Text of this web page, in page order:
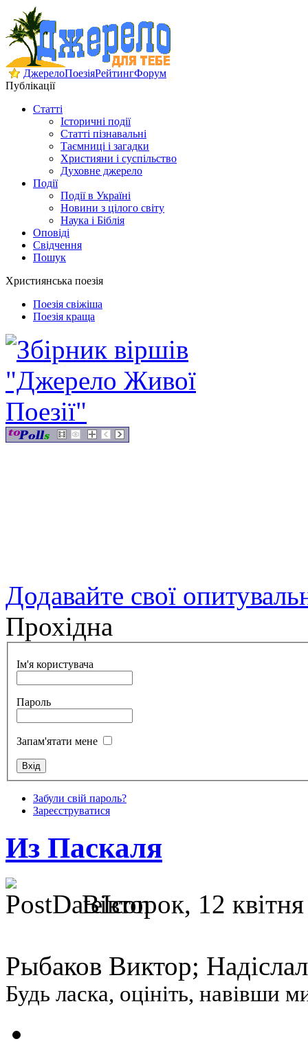
ДжерелоПоезіяРейтингФорум
Публікації
Статті
Історичні події
Статті пізнавальні
Таємниці і загадки
Християни і суспільство
Духовне джерело
Події
Події в Україні
Новини з цілого світу
Наука і Біблія
Оповіді
Свідчення
Пошук
Християнська поезія
Поезія свіжіша
Поезія краща
Додавайте свої
Прохідна
Ім'я користувача
Пароль
Запам'ятати мене
Забули свій пароль?
Зареєструватися
Из Паскаля
Вівторок, 12
Рыбаков Виктор;
Будь ласка, оцініть, навівши